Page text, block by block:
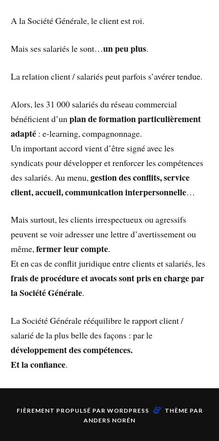
A la Société Générale, le client est roi.
Mais ses salariés le sont…un peu plus.
La relation client / salariés peut parfois s’avérer tendue.
Alors, les 31 000 salariés du réseau commercial
bénéficient d’unplan de formation particulièrement
adapté : e-learning, compagnonnage.
Un important accord vient d’être signé avec les
syndicats pour développer et renforcer les compétences
des salariés. Au menu,gestion des conflits, service
client, accueil, communication interpersonnelle…
Mais surtout, les clients irrespectueux ou agressifs
peuvent se voir adresser une lettre d’avertissement ou
même,fermer leur compte.
Et en cas de conflit juridique entre clients et salariés, les
frais de procédure et avocats sont pris en charge par
la Société Générale.
La Société Générale rééquilibre le rapport client /
salarié de la plus belle des façons : par le
développement des compétences.
Et la confiance.
FIÈREMENT PROPULSÉ PAR WORDPRESS &
THÈME PAR
ANDERS NORÉN